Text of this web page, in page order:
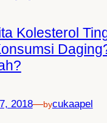
Kolesterol
2018—bycukaapel